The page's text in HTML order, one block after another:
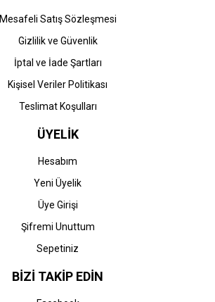
Mesafeli Satış Sözleşmesi
Gizlilik ve Güvenlik
İptal ve İade Şartları
Kişisel Veriler Politikası
Teslimat Koşulları
ÜYELİK
Hesabım
Yeni Üyelik
Üye Girişi
Şifremi Unuttum
Sepetiniz
BİZİ TAKİP EDİN